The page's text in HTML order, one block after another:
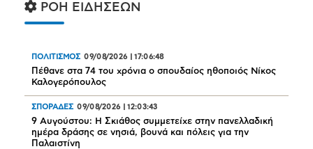
ΡΟΗ ΕΙΔΗΣΕΩΝ
ΠΟΛΙΤΙΣΜΟΣ 09/08/2026 17:06:48
Πέθανε στα 74 του χρόνια ο σπουδαίος ηθοποιός Νίκος
Καλογερόπουλος
ΣΠΟΡΑΔΕΣ 09/08/2026 12:03:43
9 Αυγούστου: Η Σκιάθος συμμετείχε στην πανελλαδική
ημέρα δράσης σε νησιά, βουνά και πόλεις για την
Παλαιστίνη